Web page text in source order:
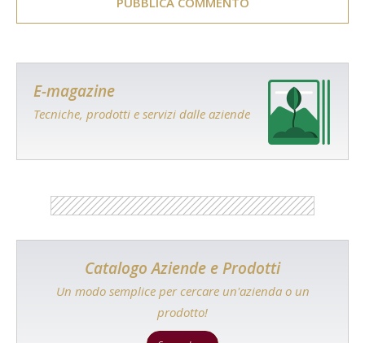
E-magazine
Tecniche, prodotti e servizi dalle aziende
Catalogo Aziende e Prodotti
Un modo semplice per cercare un'azienda o un
prodotto!